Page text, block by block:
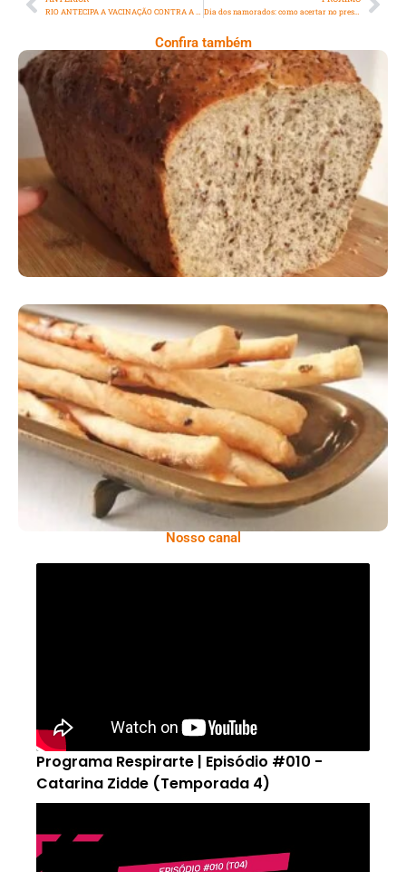
Dia dos namorados: como acertar no presente de acordo com cada signo
Confira também
Comer Bem: Pão Low Carb
Comer Bem: Palitinhos De Cebola E Salsa
Nosso canal
Programa Respirarte | Episódio #010 -
Catarina Zidde (Temporada 4)